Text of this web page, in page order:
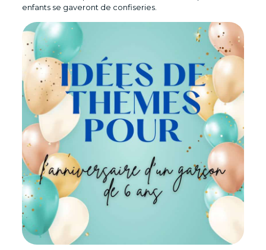
enfants se gaveront de confiseries.